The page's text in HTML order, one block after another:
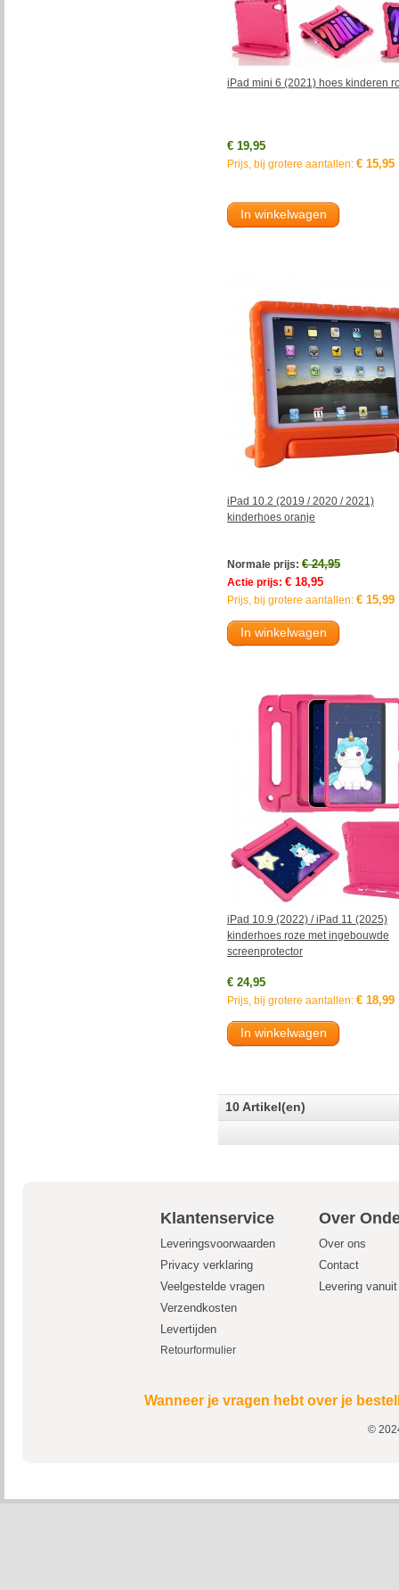
iPad mini 6 (2021) hoes kinderen
€ 19,95
Prijs, bij grotere aantallen: € 15,95
In winkelwagen
iPad 10.2 (2019 / 2020 / 2021)
kinderhoes oranje
Normale prijs: € 24,95
Actie prijs: € 18,95
Prijs, bij grotere aantallen: € 15,99
In winkelwagen
iPad 10.9 (2022) / iPad 11 (2025)
kinderhoes roze met ingebouwde
screenprotector
€ 24,95
Prijs, bij grotere aantallen: € 18,99
In winkelwagen
10 Artikel(en)
Klantenservice Over
Leveringsvoorwaarden
Over ons
Privacy verklaring
Contact
Veelgestelde vragen
Levering
Verzendkosten
Levertijden
Retourformulier
Wanneer je vragen hebt over je
©